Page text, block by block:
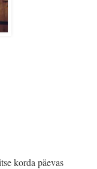
korda päevas